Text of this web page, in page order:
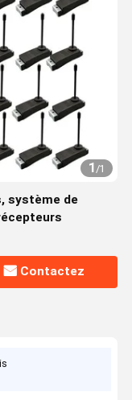
1/1
système de
Contactez